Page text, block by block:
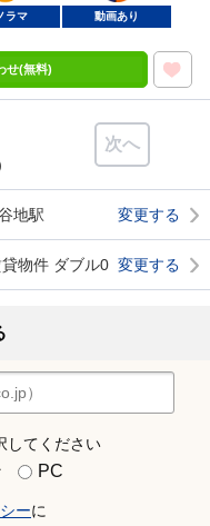
ラマ 動画あり
せ(無料)
次へ
地駅 変更する
物件 ダブル0 変更する
してください
PC
ーに